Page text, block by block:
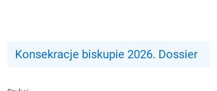
Konsekracje biskupie 2026. Dossier